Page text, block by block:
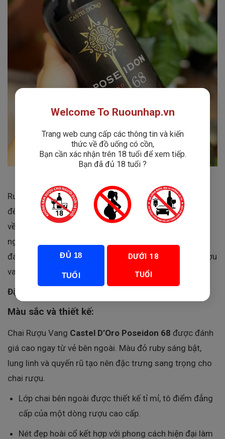
Rượu VangCastel D’Oro Poseidon 68không chỉ đem
đến hương vị độc đáo mà còn mang theo niềm tự hào
về nghề làm rượu vang truyền thống của đất nước đại
ngàn này. Đây là chai rượu đạt chuẩn cao cấp, được
đánh giá cao và rất được ưa chuộng trong giới yêu rượu
vang.
Đặc Điểm Nổi Bật Của Castel D’Oro Poseidon 68
Màu sắc và thiết kế:
Chai Rượu Vang Castel D’Oro Poseidon 68 được đánh
giá cao ngay từ vẻ bên ngoài. Màu đỏ ruby sáng bật,
lung linh và quyến rũ tạo nên đặc trưng sang trọng cho
chai rượu.
Lớp chai bên ngoài được thiết kế tỉ mỉ, tô điểm đẳng
cấp của một dòng rượu cao cấp.
Nét đẹp hoài cổ kết hợp với phong cách hiện đại làm
Welcome To Ruounhap.vn
Trang web cung cấp các thông tin và kiến
thức về đồ uống có cồn,
Bạn cần xác nhận trên 18 tuổi để xem tiếp.
Bạn đã đủ 18 tuổi ?
ĐỦ 18
TUỔI
DƯỚI 18
TUỔI